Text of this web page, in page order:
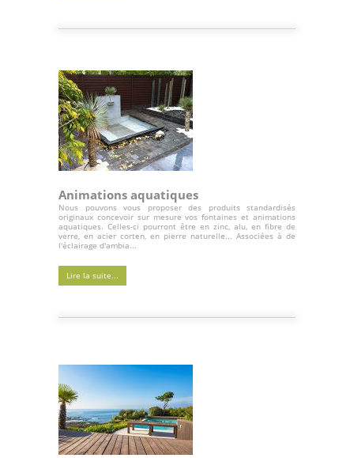
Animations aquatiques
Nous pouvons vous proposer des produits standardisés
originaux concevoir sur mesure vos fontaines et animations
aquatiques. Celles-ci pourront être en zinc, alu, en fibre de
verre, en acier corten, en pierre naturelle... Associées à de
l'éclairage d'ambia...
Lire la suite...